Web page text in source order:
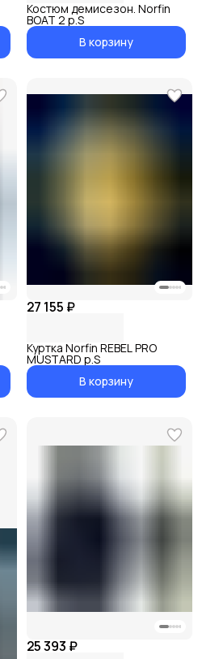
Костюм демисезон. Norfin
BOAT 2 р.S
В корзину
27 155 ₽
Куртка Norfin REBEL PRO
MUSTARD р.S
В корзину
25 393 ₽